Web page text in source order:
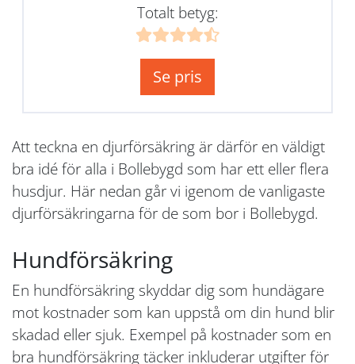
Totalt betyg:
Se pris
Att teckna en djurförsäkring är därför en väldigt
bra idé för alla i Bollebygd som har ett eller flera
husdjur. Här nedan går vi igenom de vanligaste
djurförsäkringarna för de som bor i Bollebygd.
Hundförsäkring
En hundförsäkring skyddar dig som hundägare
mot kostnader som kan uppstå om din hund blir
skadad eller sjuk. Exempel på kostnader som en
bra hundförsäkring täcker inkluderar utgifter för